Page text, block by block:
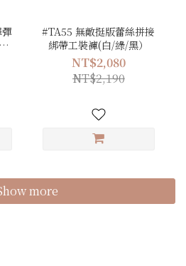
#TA55 無敵挺版蕾絲拼接
綁帶工裝褲(白/綠/黑）
NT$2,080
NT$2,190
more